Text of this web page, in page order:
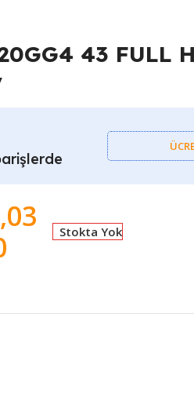
43 FULL
Stokta Yok